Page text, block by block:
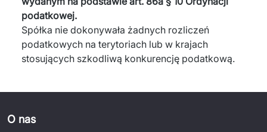
podatkowej.
Spółka nie dokonywała żadnych rozliczeń
podatkowych na terytoriach lub w krajach
stosujących szkodliwą konkurencję podatkową.
O nas